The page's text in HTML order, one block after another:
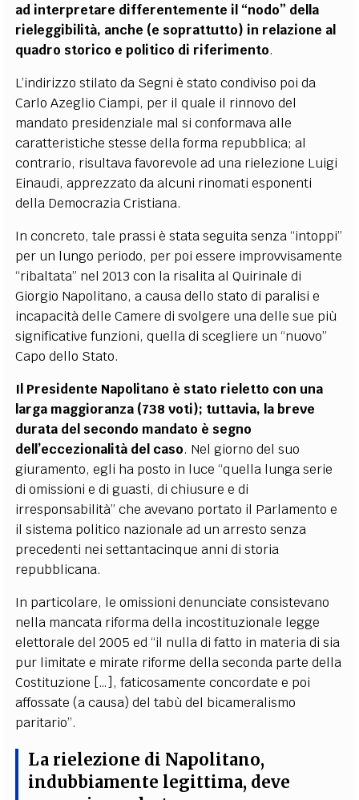
ad interpretare differentemente il “nodo” della
rieleggibilità, anche (e soprattutto) in relazione al
quadro storico e politico di riferimento.
L’indirizzo stilato da Segni è stato condiviso poi da
Carlo Azeglio Ciampi, per il quale il rinnovo del
mandato presidenziale mal si conformava alle
caratteristiche stesse della forma repubblica; al
contrario, risultava favorevole ad una rielezione Luigi
Einaudi, apprezzato da alcuni rinomati esponenti
della Democrazia Cristiana.
In concreto, tale prassi è stata seguita senza “intoppi”
per un lungo periodo, per poi essere improvvisamente
“ribaltata” nel 2013 con la risalita al Quirinale di
Giorgio Napolitano, a causa dello stato di paralisi e
incapacità delle Camere di svolgere una delle sue più
significative funzioni, quella di scegliere un “nuovo”
Capo dello Stato.
Il Presidente Napolitano è stato rieletto con una
larga maggioranza (738 voti); tuttavia, la breve
durata del secondo mandato è segno
dell’eccezionalità del caso. Nel giorno del suo
giuramento, egli ha posto in luce “quella lunga serie
di omissioni e di guasti, di chiusure e di
irresponsabilità” che avevano portato il Parlamento e
il sistema politico nazionale ad un arresto senza
precedenti nei settantacinque anni di storia
repubblicana.
In particolare, le omissioni denunciate consistevano
nella mancata riforma della incostituzionale legge
elettorale del 2005 ed “il nulla di fatto in materia di sia
pur limitate e mirate riforme della seconda parte della
Costituzione […], faticosamente concordate e poi
affossate (a causa) del tabù del bicameralismo
paritario”.
La rielezione di Napolitano,
indubbiamente legittima, deve